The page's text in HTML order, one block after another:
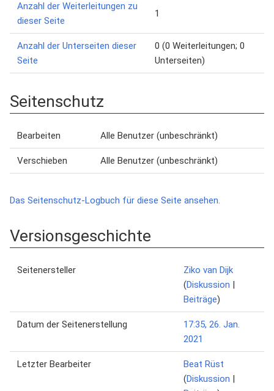
Anzahl der Weiterleitungen zu
dieser Seite
1
Anzahl der Unterseiten dieser
Seite
0 (0 Weiterleitungen; 0
Unterseiten)
Seitenschutz
Bearbeiten Alle Benutzer (unbeschränkt)
Verschieben Alle Benutzer (unbeschränkt)
Das Seitenschutz-Logbuch für diese Seite ansehen.
Versionsgeschichte
Seitenersteller
Ziko van Dijk
(Diskussion |
Beiträge)
Datum der Seitenerstellung
17:35, 26. Jan.
2021
Letzter Bearbeiter
Beat Rüst
(Diskussion |